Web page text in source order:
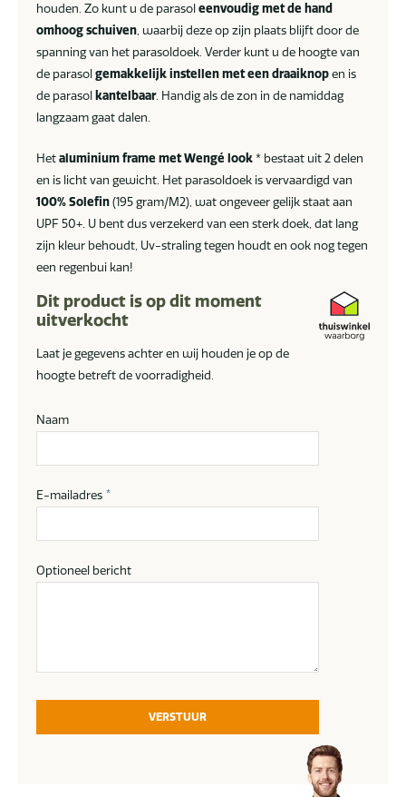
houden. Zo kunt u de parasoleenvoudig met de hand
omhoog schuiven , waarbij deze op zijn plaats blijft door de
spanning van het parasoldoek. Verder kunt u de hoogte van
de parasolgemakkelijk instellen met een draaiknopen is
de parasol kantelbaar. Handig als de zon in de namiddag
langzaam gaat dalen.
Hetaluminium frame met Wengé look* bestaat uit 2 delen
en is licht van gewicht. Het parasoldoek is vervaardigd van
100% Solefin(195 gram/M2), wat ongeveer gelijk staat aan
UPF 50+. U bent dus verzekerd van een sterk doek, dat lang
zijn kleur behoudt, Uv-straling tegen houdt en ook nog tegen
een regenbui kan!
Dit product is op dit moment
uitverkocht
Laat je gegevens achter en wij houden je op de
hoogte betreft de voorradigheid.
Naam
E-mailadres *
Optioneel bericht
VERSTUUR